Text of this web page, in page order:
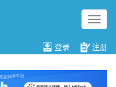
切
换
航
登录 注册